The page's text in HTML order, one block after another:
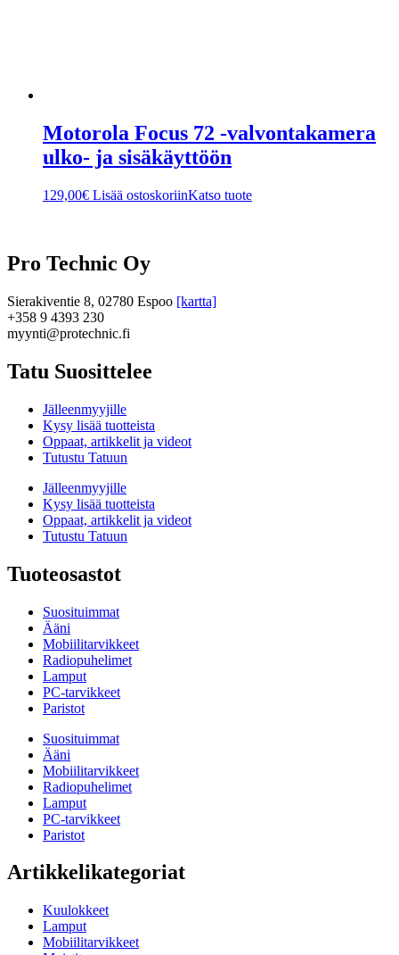
Motorola Focus 72 -valvontakamera
ulko- ja sisäkäyttöön
129,00€ Lisää ostoskoriinKatso tuote
Pro Technic Oy
Sierakiventie 8, 02780 Espoo [kartta]
+358 9 4393 230
myynti@protechnic.fi
Tatu Suosittelee
Jälleenmyyjille
Kysy lisää tuotteista
Oppaat, artikkelit ja videot
Tutustu Tatuun
Jälleenmyyjille
Kysy lisää tuotteista
Oppaat, artikkelit ja videot
Tutustu Tatuun
Tuoteosastot
Suosituimmat
Ääni
Mobiilitarvikkeet
Radiopuhelimet
Lamput
PC-tarvikkeet
Paristot
Suosituimmat
Ääni
Mobiilitarvikkeet
Radiopuhelimet
Lamput
PC-tarvikkeet
Paristot
Artikkelikategoriat
Kuulokkeet
Lamput
Mobiilitarvikkeet